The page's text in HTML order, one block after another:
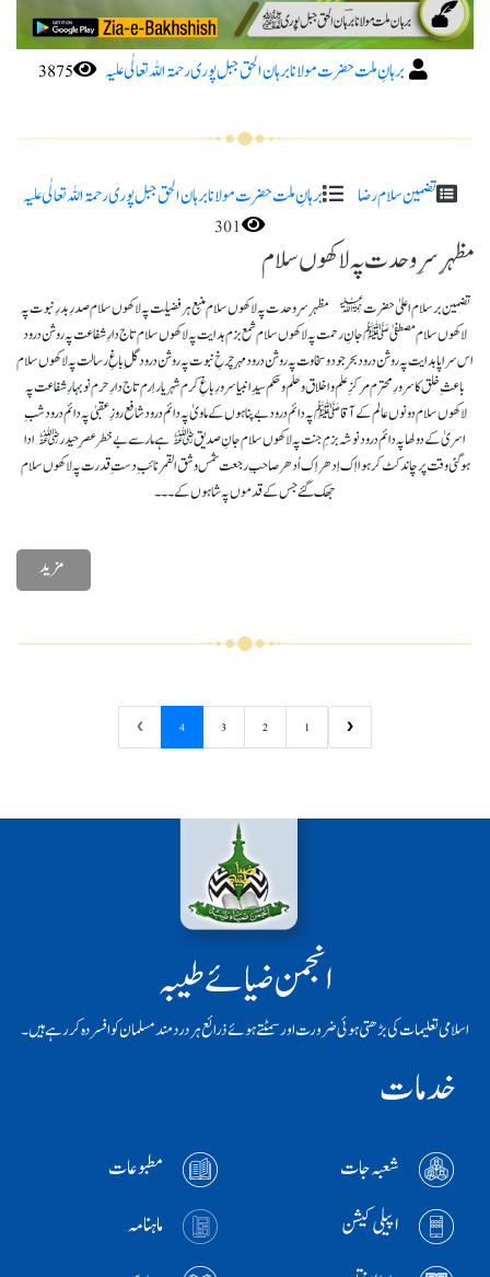
برہانِ ملت حضرت مولانا برہان الحق جبل پوری رحمۃ اللہ تعا لٰی علیہ
تضمین سلام رضا
برہانِ ملت حضرت مولانا برہان الحق جبل پوری رحمۃ اللہ تعا لٰی علیہ
301
مظہرِ سرِ وحدت پہ لاکھوں سلام
تضمین برسلام اعلیٰ حضرت﷫ مظہرِ سرِ وحدت پہ لاکھوں سلام منبع ہر فضیلت پہ لاکھوں سلام صدرِ بدرِ نبوت پہ
لاکھوں سلام مصطفیٰﷺ جانِ رحمت پہ لاکھوں سلام شمع بزم ہدایت پہ لاکھوں سلام تاج دارِ شفاعت پہ روشن درود
اس سراپا ہدایت پہ روشن درود بحرِ جود و سخاوت پہ روشن درود مہرِ چرخِ نبوت پہ روشن درود گلِ باغِ رسالت پہ لاکھوں سلام
باعثِ خلق کا سرورِ محترم مرکزِ علم و اخلاق و حلم و حکم سیدِ انبیا سرورِ باغِ کرم شہر یار اِرم تاج دارِ حرم نو بہارِ شفاعت پہ
لاکھوں سلام دونوں عالم کے آقاﷺ پہ دائم درود بے پناہوں کے ماویٰ پہ دائم درود شافع روزِ عقبیٰ پہ دائم درود شبِ
اسریٰ کے دولھا پہ دائم درود نوشہ بزمِ جنت پہ لاکھوں سلام جانِ صدیق﷜ ہے مار سے بے خطر عصرِ حیدر﷜ ادا
ہوگئی وقت پر چاند کٹ کر ہوا اِک اِدھر اِک اُدھر صاحبِ رجعت شمس و شق القمر نائبِ دستِ قدرت پہ لاکھوں سلام
جھک گئے جس کے قدموں پہ شاہوں کے ۔۔۔
مزید
❮
1
2
3
4
❯
انجمن ضیائے طیبہ
اسلامی تعلیمات کی بڑھتی ہوئی ضرورت اور سمٹتے ہوئے ذرائع ہر دردمند مسلمان کو افسردہ کر رہے ہیں۔
خدمات
شعبہ جات
مطبوعات
اپیلی کیشن
ماہنامہ